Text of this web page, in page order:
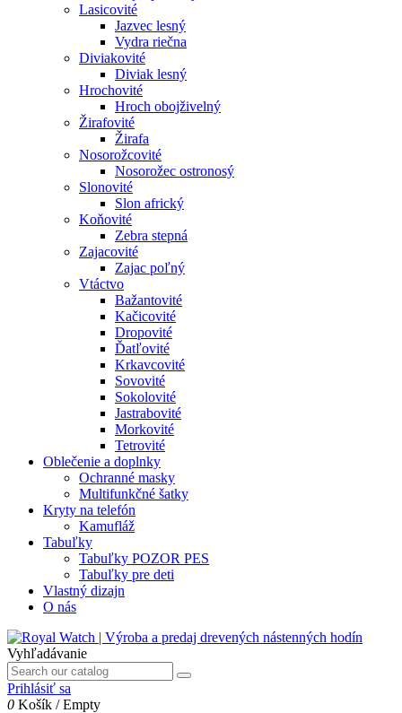
Lasicovité
Jazvec lesný
Vydra riečna
Diviakovité
Diviak lesný
Hrochovité
Hroch obojživelný
Žirafovité
Žirafa
Nosorožcovité
Nosorožec ostronosý
Slonovité
Slon africký
Koňovité
Zebra stepná
Zajacovité
Zajac poľný
Vtáctvo
Bažantovité
Kačicovité
Dropovité
Ďatľovité
Krkavcovité
Sovovité
Sokolovité
Jastrabovité
Morkovité
Tetrovité
Oblečenie a doplnky
Ochranné masky
Multifunkčné šatky
Kryty na telefón
Kamufláž
Tabuľky
Tabuľky POZOR PES
Tabuľky pre deti
Vlastný dizajn
O nás
Vyhľadávanie
Prihlásiť sa
0 Košík /Empty